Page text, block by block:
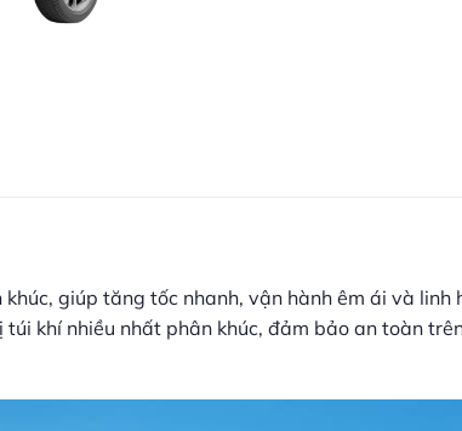
giúp tăng tốc nhanh, vận hành êm ái và
khí nhiều nhất phân khúc, đảm bảo an toàn